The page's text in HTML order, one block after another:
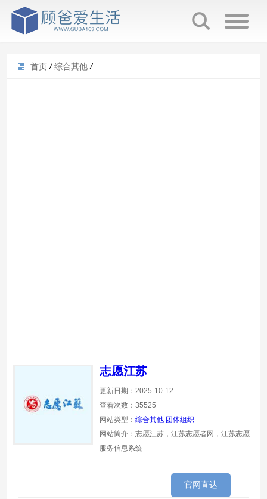
首页 / 综合其他 /
志愿江苏
更新日期：2025-10-12
查看次数：35525
网站类型：综合其他 团体组织
网站简介：志愿江苏，江苏志愿者网，江苏志愿
服务信息系统
官网直达